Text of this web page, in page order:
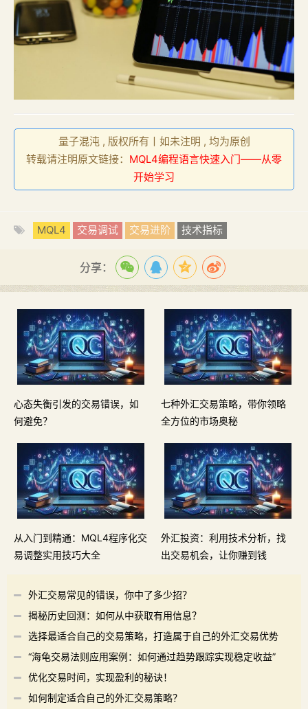
量子混沌 , 版权所有丨如未注明 , 均为原创
转载请注明原文链接： MQL4编程语言快速入门——从零
开始学习
MQL4 交易调试 交易进阶 技术指标
分享：
心态失衡引发的交易错误，如
何避免？
七种外汇交易策略，带你领略
全方位的市场奥秘
从入门到精通：MQL4程序化交
易调整实用技巧大全
外汇投资：利用技术分析，找
出交易机会，让你赚到钱
外汇交易常见的错误，你中了多少招？
揭秘历史回测：如何从中获取有用信息？
选择最适合自己的交易策略，打造属于自己的外汇交易优势
“海龟交易法则应用案例：如何通过趋势跟踪实现稳定收益”
优化交易时间，实现盈利的秘诀！
如何制定适合自己的外汇交易策略？